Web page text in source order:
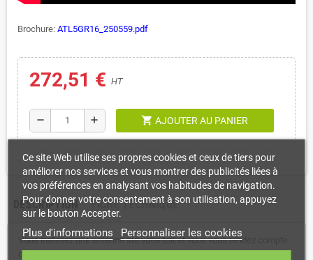
Brochure: ATL5GR16_250559.pdf
272,51 € HT
remove add shopping_cart AJOUTER AU PANIER
DESCRIPTION FICHE TECHNIQUE
Vous installez une antenne sur votre toit et vous vous rendez compte
que vous avez oublié la carte SIM ? Ou vous essayez d'activer votre
Ce site Web utilise ses propres cookies et ceux de tiers pour
améliorer nos services et vous montrer des publicités liées à
vos préférences en analysant vos habitudes de navigation.
Pour donner votre consentement à son utilisation, appuyez
sur le bouton Accepter.
Plus d'informations Personnaliser les cookies